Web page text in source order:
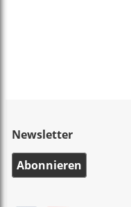
Newsletter
Abonnieren